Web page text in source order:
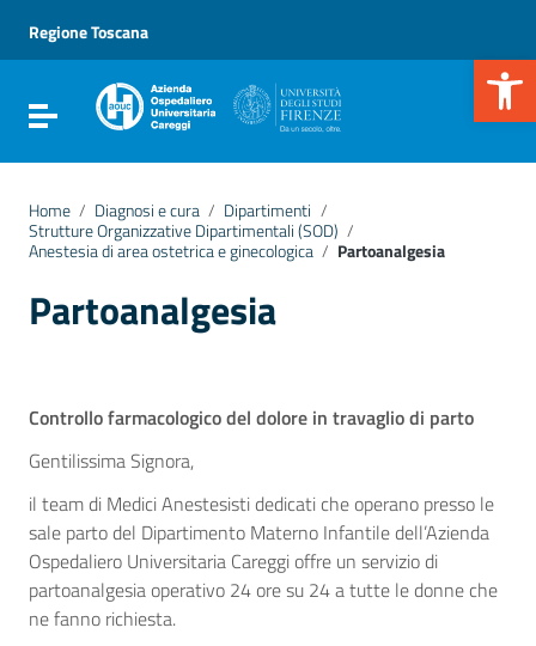
Vai al menu di navigazione
Vai al footer
Regione Toscana
Attiva / disattiva la navigazione
Home / Diagnosi e cura / Dipartimenti /
Strutture Organizzative Dipartimentali (SOD) /
Anestesia di area ostetrica e ginecologica / Partoanalgesia
Partoanalgesia
Controllo farmacologico del dolore in travaglio di parto
Gentilissima Signora,
il team di Medici Anestesisti dedicati che operano presso le
sale parto del Dipartimento Materno Infantile dell’Azienda
Ospedaliero Universitaria Careggi offre un servizio di
partoanalgesia operativo 24 ore su 24 a tutte le donne che
ne fanno richiesta.